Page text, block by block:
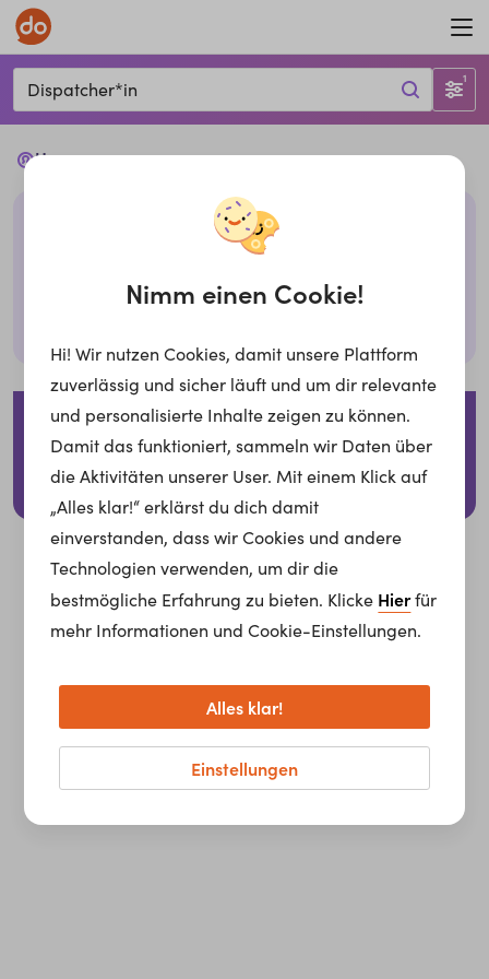
Dispatcher*in 1
Ups...
Leider haben wir keine passenden Jobs mit den
gegebenen Filtern. Bitte überprüfe deine Eingabe
oder probiere es mit anderen Filtern,
Impressum Datenschutzerklärung
Für Arbeitgeber
© 2026 whatchado GmbH.
Nimm einen Cookie!
Hi! Wir nutzen Cookies, damit unsere Plattform
zuverlässig und sicher läuft und um dir relevante
und personalisierte Inhalte zeigen zu können.
Damit das funktioniert, sammeln wir Daten über
die Aktivitäten unserer User. Mit einem Klick auf
„Alles klar!“ erklärst du dich damit
einverstanden, dass wir Cookies und andere
Technologien verwenden, um dir die
bestmögliche Erfahrung zu bieten. Klicke Hierfür
mehr Informationen und Cookie-Einstellungen.
Einstellungen
Alles klar!